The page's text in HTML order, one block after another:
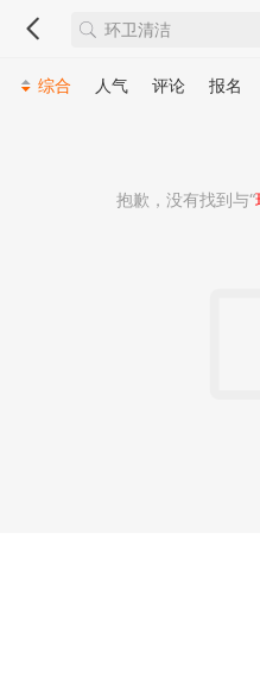
综合 人气 评论 报名
抱歉，没有找到与“